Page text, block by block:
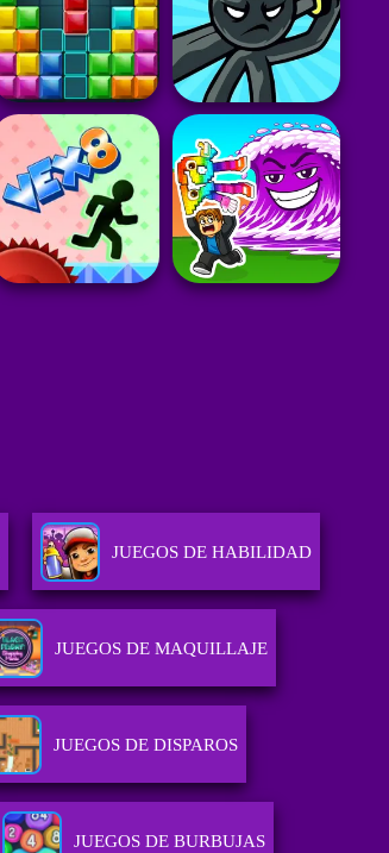
JUEGOS DE HABILIDAD
JUEGOS DE MAQUILLAJE
JUEGOS DE DISPAROS
JUEGOS DE BURBUJAS